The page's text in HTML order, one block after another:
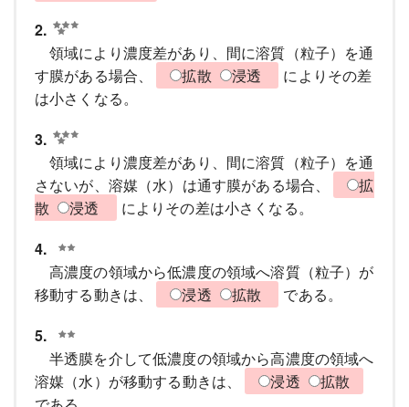
2.
領域により濃度差があり、間に溶質（粒子）を通
す膜がある場合、
拡散 浸透
によりその差
は小さくなる。
3.
領域により濃度差があり、間に溶質（粒子）を通
さないが、溶媒（水）は通す膜がある場合、
拡
散
浸透
によりその差は小さくなる。
4.
高濃度の領域から低濃度の領域へ溶質（粒子）が
移動する動きは、
浸透 拡散
である。
5.
半透膜を介して低濃度の領域から高濃度の領域へ
溶媒（水）が移動する動きは、
浸透
拡散